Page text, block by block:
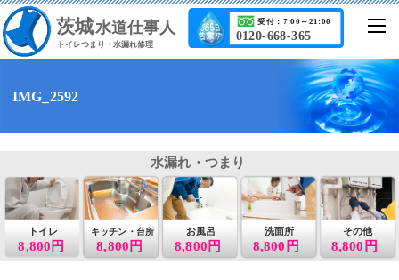
茨城水道仕事人
トイレつまり・水漏れ修理
0120-668-365
受付：7:00～21:00
IMG_2592
8,800円
トイレ
8,800円
キッチン・台所 お風呂
8,800円
洗面所
8,800円
その他
8,800円
水漏れ・つまり